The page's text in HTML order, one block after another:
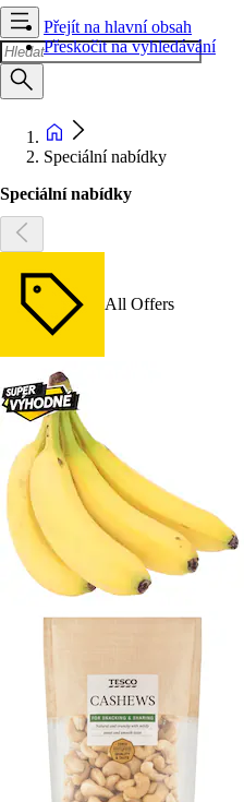
Přejít na hlavní obsah
Přeskočit na vyhledávání
Speciální nabídky
Speciální nabídky
All Offers